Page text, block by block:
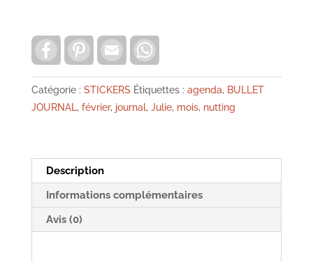
février
Planning
de
Julie
Nutting
c
e
b
o
o
n
t
e
e
a
i
l
a
t
s
p
Catégorie : STICKERS Étiquettes : agenda, BULLET
JOURNAL, février, journal, Julie, mois, nutting
Description
Informations complémentaires
Avis (0)